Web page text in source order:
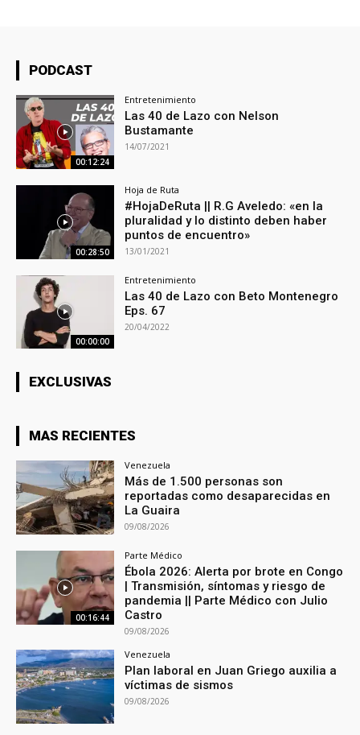
PODCAST
00:12:24
Entretenimiento
Las 40 de Lazo con Nelson
Bustamante
14/07/2021
00:28:50
Hoja de Ruta
#HojaDeRuta || R.G Aveledo: «en la
pluralidad y lo distinto deben haber
puntos de encuentro»
13/01/2021
00:00:00
Entretenimiento
Las 40 de Lazo con Beto Montenegro
Eps. 67
20/04/2022
EXCLUSIVAS
MAS RECIENTES
Venezuela
Más de 1.500 personas son
reportadas como desaparecidas en
La Guaira
09/08/2026
00:16:44
Parte Médico
Ébola 2026: Alerta por brote en Congo
| Transmisión, síntomas y riesgo de
pandemia || Parte Médico con Julio
Castro
09/08/2026
Venezuela
Plan laboral en Juan Griego auxilia a
víctimas de sismos
09/08/2026